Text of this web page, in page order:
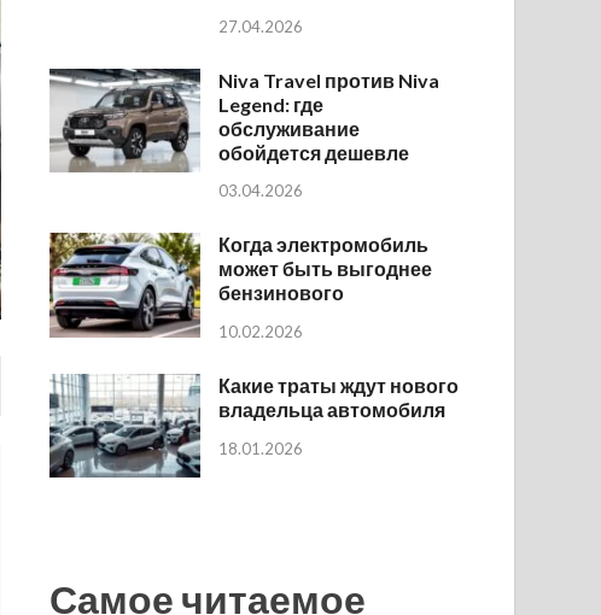
27.04.2026
Niva Travel против Niva
Legend: где
обслуживание
обойдется дешевле
03.04.2026
Когда электромобиль
может быть выгоднее
бензинового
10.02.2026
Какие траты ждут нового
владельца автомобиля
18.01.2026
Самое читаемое